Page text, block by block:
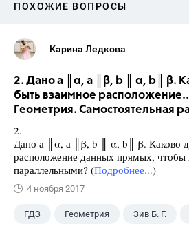
ПОХОЖИЕ ВОПРОСЫ
Карина Ледкова
2. Дано а ║α, а ║β, b ║ α, b║ β.
быть взаимное
Геометрия. Самостоятельная
2.
Дано а ║α, а ║β, b ║ α, b║ β. Каково
расположение данных прямых, чтобы
параллельными? (Подробнее...)
4 ноября 2017
ГДЗ Геометрия Зив Б. Г.